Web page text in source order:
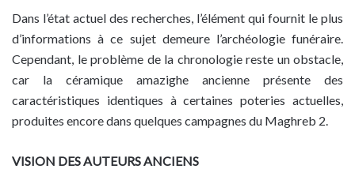
Dans l’état actuel des recherches, l’élément qui fournit le plus
d’informations à ce sujet demeure l’archéologie funéraire.
Cependant, le problème de la chronologie reste un obstacle,
car la céramique amazighe ancienne présente des
caractéristiques identiques à certaines poteries actuelles,
produites encore dans quelques campagnes du Maghreb 2.
VISION DES AUTEURS ANCIENS